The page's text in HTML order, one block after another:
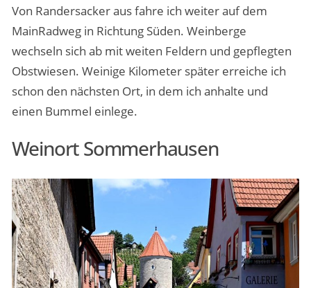
Von Randersacker aus fahre ich weiter auf dem
MainRadweg in Richtung Süden. Weinberge
wechseln sich ab mit weiten Feldern und gepflegten
Obstwiesen. Weinige Kilometer später erreiche ich
schon den nächsten Ort, in dem ich anhalte und
einen Bummel einlege.
Weinort Sommerhausen